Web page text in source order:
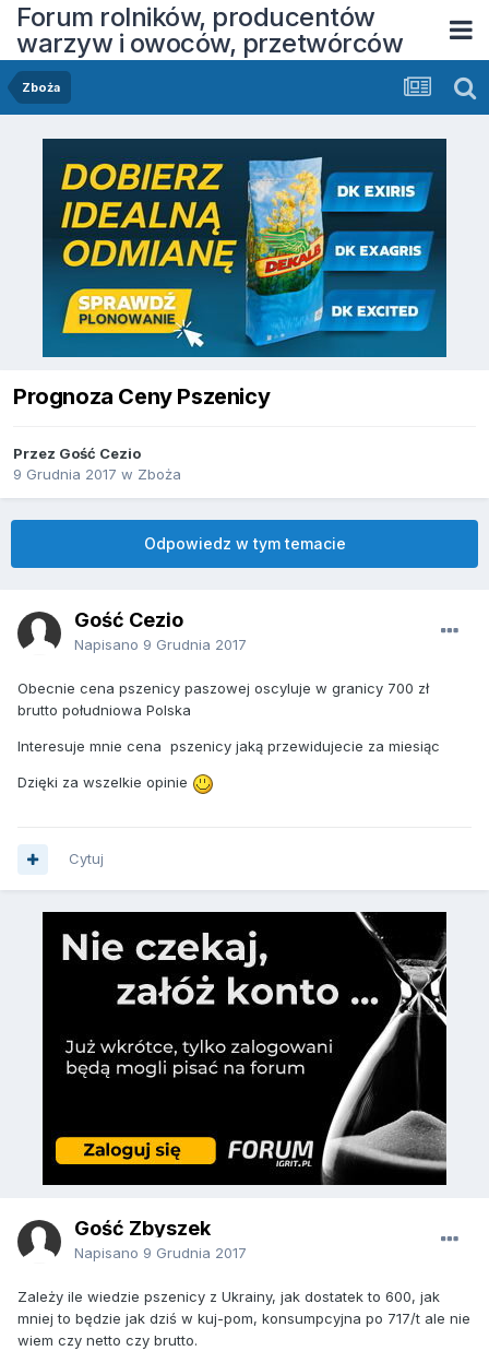
Forum rolników, producentów
warzyw i owoców, przetwórców
Zboża
Prognoza Ceny Pszenicy
Przez Gość Cezio
9 Grudnia 2017 w Zboża
Odpowiedz w tym temacie
Gość Cezio
Napisano 9 Grudnia 2017
Obecnie cena pszenicy paszowej oscyluje w granicy 700 zł
brutto południowa Polska
Interesuje mnie cena pszenicy jaką przewidujecie za miesiąc
Dzięki za wszelkie opinie
Cytuj
Gość Zbyszek
Napisano 9 Grudnia 2017
Zależy ile wiedzie pszenicy z Ukrainy, jak dostatek to 600, jak
mniej to będzie jak dziś w kuj-pom, konsumpcyjna po 717/t ale nie
wiem czy netto czy brutto.